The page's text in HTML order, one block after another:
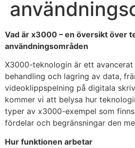
Vad är x3000 – en översikt över
användningsområden
X3000-teknologin är ett
behandling och lagring av data,
videoklippspelning på digitala
kommer vi att belysa hur
typer av x3000-exempel som
fördelar och begränsningar den
Hur funktionen arbetar